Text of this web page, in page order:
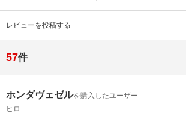
レビューを投稿する
57件
ホンダヴェゼルを購入したユーザー
ヒロ